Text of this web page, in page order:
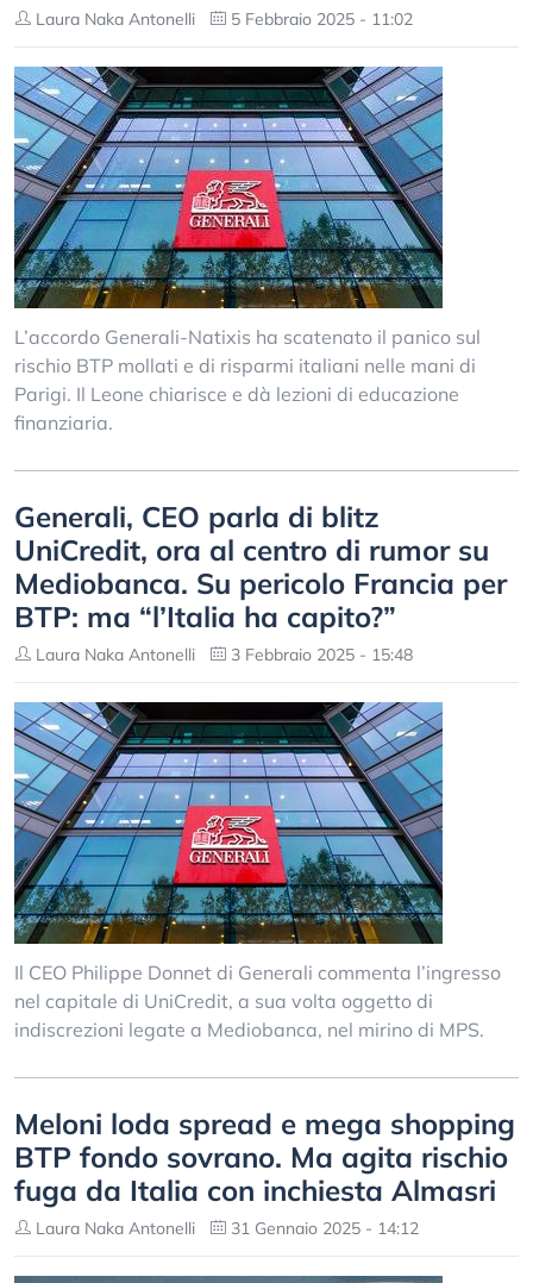
Laura Naka Antonelli 5 Febbraio 2025 - 11:02
L’accordo Generali-Natixis ha scatenato il panico sul
rischio BTP mollati e di risparmi italiani nelle mani di
Parigi. Il Leone chiarisce e dà lezioni di educazione
finanziaria.
Generali, CEO parla di blitz
UniCredit, ora al centro di rumor su
Mediobanca. Su pericolo Francia per
BTP: ma “l’Italia ha capito?”
Laura Naka Antonelli 3 Febbraio 2025 - 15:48
Il CEO Philippe Donnet di Generali commenta l’ingresso
nel capitale di UniCredit, a sua volta oggetto di
indiscrezioni legate a Mediobanca, nel mirino di MPS.
Meloni loda spread e mega shopping
BTP fondo sovrano. Ma agita rischio
fuga da Italia con inchiesta Almasri
Laura Naka Antonelli 31 Gennaio 2025 - 14:12